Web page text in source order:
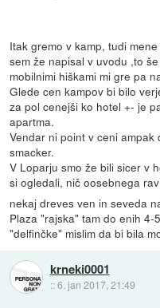
Itak gremo v kamp, tudi
sem že napisal v uvodu ,to
mobilnimi hiškami mi gre pa
Glede cen kampov bi bilo
za pol cenejši ko hotel +- je
apartma.
Vendar ni point v ceni
smacker.
V Loparju smo že bili sicer v
si ogledali, nič oosebnega
nekaj dreves ven in seveda
Plaza "rajska" tam do enih
"delfinčke" mislim da bi bila
krneki0001
::6. jan 2017, 21:49